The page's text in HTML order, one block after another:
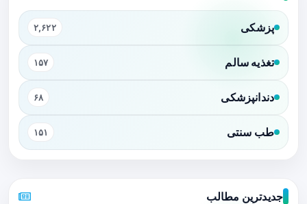
پزشکی ۲,۶۲۲
تغذیه سالم ۱۵۷
دندانپزشکی ۶۸
طب سنتی ۱۵۱
جدیدترین مطالب